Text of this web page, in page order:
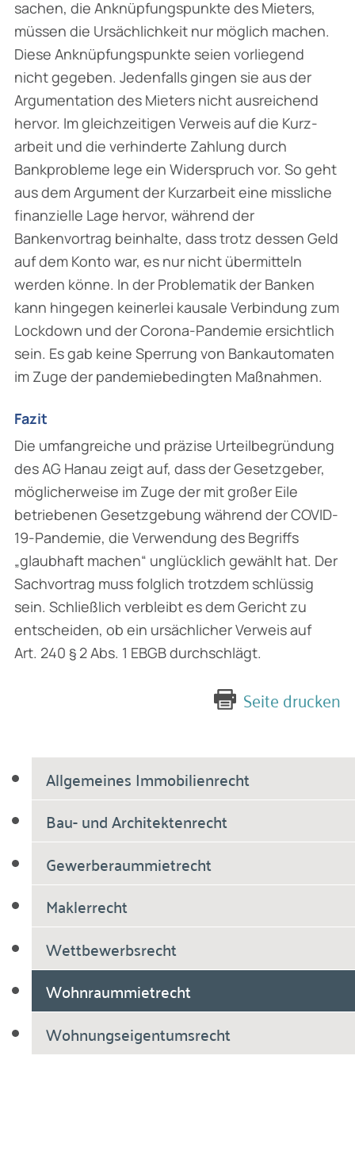
Allgemeines Immobilienrecht
Bau- und Architektenrecht
Gewerberaummietrecht
Maklerrecht
Wettbewerbsrecht
Wohnraummietrecht
Wohnungseigentumsrecht
sachen, die Anknüpfungspunkte des Mieters,
müssen die Ursächlichkeit nur möglich machen.
Diese Anknüpfungspunkte seien vorliegend
nicht gegeben. Jedenfalls gingen sie aus der
Argumentation des Mieters nicht ausreichend
hervor. Im gleichzeitigen Verweis auf die Kurz­
arbeit und die verhinderte Zahlung durch
Bankprobleme lege ein Widerspruch vor. So geht
aus dem Argument der Kurzarbeit eine missliche
finanzielle Lage hervor, während der
Bankenvortrag beinhalte, dass trotz dessen Geld
auf dem Konto war, es nur nicht übermitteln
werden könne. In der Problematik der Banken
kann hingegen keinerlei kausale Verbindung zum
Lockdown und der Corona-Pandemie ersichtlich
sein. Es gab keine Sperrung von Bank­automaten
im Zuge der pandemiebedingten Maßnahmen.
Fazit
Die umfangreiche und präzise Urteilbegründung
des AG Hanau zeigt auf, dass der Gesetz­geber,
möglicherweise im Zuge der mit großer Eile
betriebenen Gesetzgebung während der COVID-
19-Pandemie, die Verwendung des Begriffs
„glaubhaft machen“ unglücklich gewählt hat. Der
Sachvortrag muss folglich trotzdem schlüssig
sein. Schließlich verbleibt es dem Gericht zu
entscheiden, ob ein ursächlicher Verweis auf
Art. 240 § 2 Abs. 1 EBGB durch­schlägt.
Seite drucken